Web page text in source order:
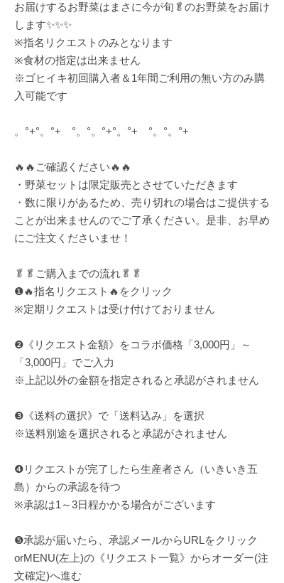
お届けするお野菜はまさに今が旬🥬のお野菜をお届け
します✨✨✨
※指名リクエストのみとなります
※食材の指定は出来ません
※ゴヒイキ初回購入者＆1年間ご利用の無い方のみ購
入可能です
。°+°。°+ °。°。°+°。°+ °。°。°+
🔥🔥ご確認ください🔥🔥
・野菜セットは限定販売とさせていただきます
・数に限りがあるため、売り切れの場合はご提供する
ことが出来ませんのでご了承ください。是非、お早め
にご注文くださいませ！
🥬🥬ご購入までの流れ🥬🥬
❶🔥指名リクエスト🔥をクリック
※定期リクエストは受け付けておりません
❷《リクエスト金額》をコラボ価格「3,000円」～
「3,000円」でご入力
※上記以外の金額を指定されると承認がされません
❸《送料の選択》で「送料込み」を選択
※送料別途を選択されると承認がされません
❹リクエストが完了したら生産者さん（いきいき五
島）からの承認を待つ
※承認は1～3日程かかる場合がございます
❺承認が届いたら、承認メールからURLをクリック
orMENU(左上)の《リクエスト一覧》からオーダー(注
文確定)へ進む